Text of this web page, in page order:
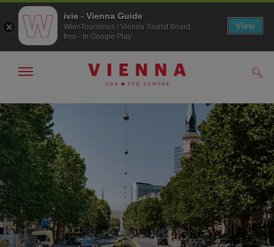
Alla
navigazione
Al
contenuto
Mostra/nascondi
ivie - Vienna Guide
WienTourismus / Vienna Tourist Board
free - In Google Play
View